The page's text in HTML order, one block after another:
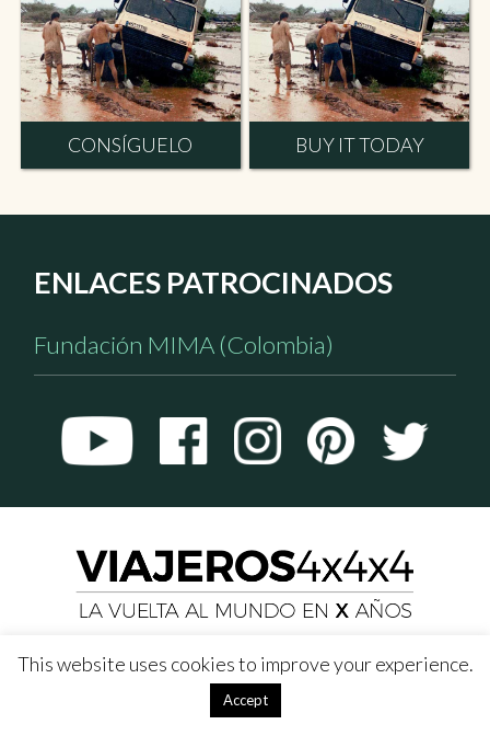
CONSÍGUELO BUY IT TODAY
ENLACES PATROCINADOS
Fundación MIMA (Colombia)
This website uses cookies to improve your experience.
Accept